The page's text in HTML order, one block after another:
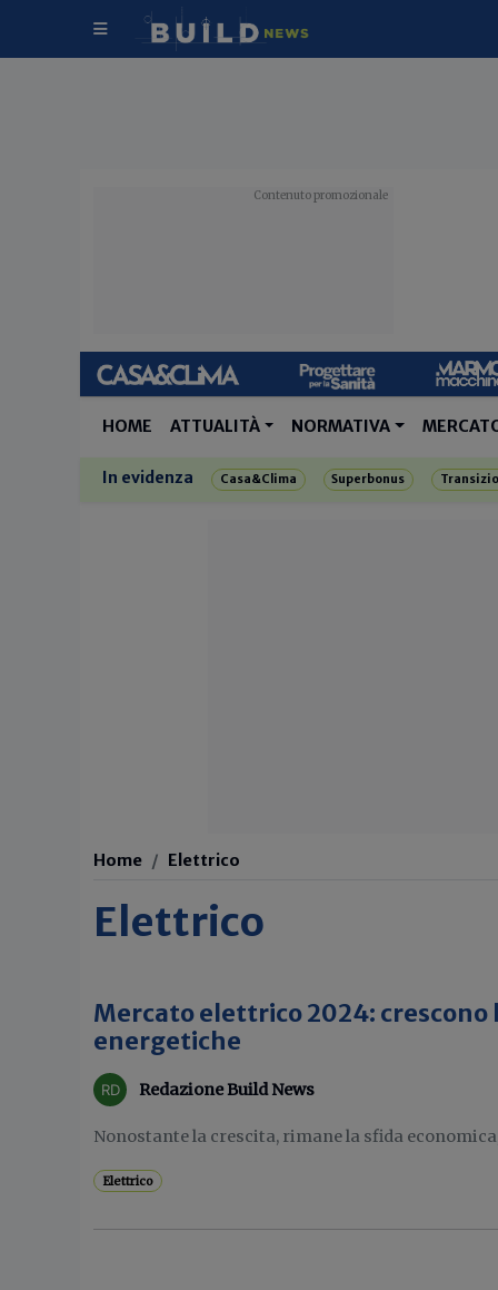
HOME ATTUALITÀ NORMATIVA
In evidenza Casa&Clima Superbonus
Home Elettrico
Elettrico
Mercato elettrico 2024: crescono
energetiche
Redazione Build News
Nonostante la crescita, rimane la sfida
Elettrico